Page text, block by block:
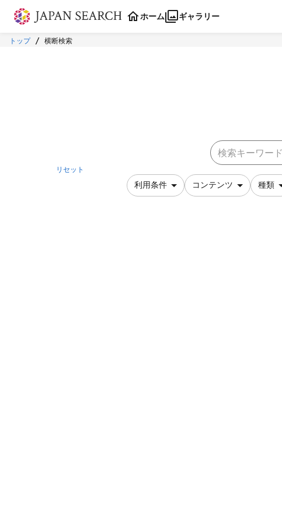
本文に飛ぶ
ホーム ギャラリー
トップ 横断検索
リセット
利用条件 コンテンツ 種類